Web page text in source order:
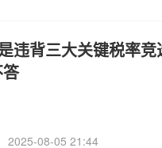
违背三大关键税率
2025-08-05 21:44